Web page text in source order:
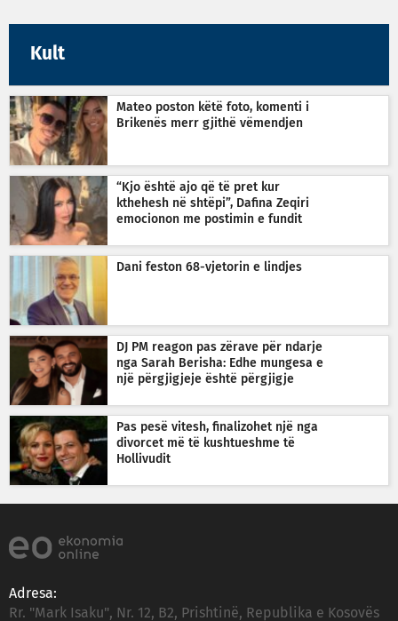
Kult
Mateo poston këtë foto, komenti i
Brikenës merr gjithë vëmendjen
“Kjo është ajo që të pret kur
kthehesh në shtëpi”, Dafina Zeqiri
emocionon me postimin e fundit
Dani feston 68-vjetorin e lindjes
DJ PM reagon pas zërave për ndarje
nga Sarah Berisha: Edhe mungesa e
një përgjigjeje është përgjigje
Pas pesë vitesh, finalizohet një nga
divorcet më të kushtueshme të
Hollivudit
Adresa:
Rr. "Mark Isaku", Nr. 12, B2, Prishtinë, Republika e Kosovës